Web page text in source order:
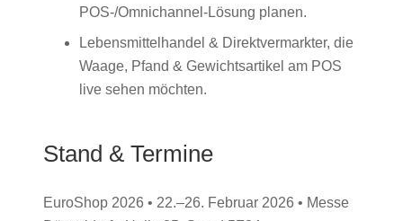
POS-/Omnichannel-Lösung planen.
Lebensmittelhandel & Direktvermarkter, die
Waage, Pfand & Gewichtsartikel am POS
live sehen möchten.
Stand & Termine
EuroShop 2026 • 22.–26. Februar 2026 • Messe